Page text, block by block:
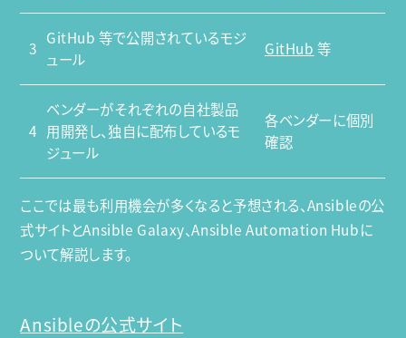
3
GitHub 等で公開されているモジ
ュール
GitHub 等
4
ベンダーがそれぞれの自社製品
用開発し、独自に配布しているモ
ジュール
各ベンダーに個別
確認
ここでは最も利用機会が多くなると予想される、Ansibleの公
式サイトとAnsible Galaxy、Ansible Automation Hubに
ついて解説します。
Ansibleの公式サイト